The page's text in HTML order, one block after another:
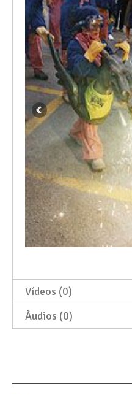
Vídeos (0)
Àudios (0)